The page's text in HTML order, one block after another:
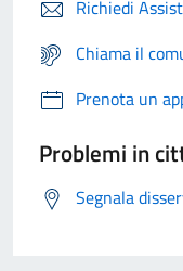
Richiedi
Chiama il
Prenota un
Problemi in
Segnala